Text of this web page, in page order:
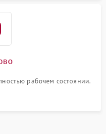
рабочем состоянии.